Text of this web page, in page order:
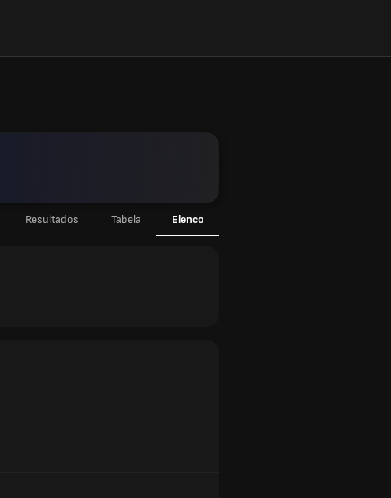
Resultados Tabela Elenco